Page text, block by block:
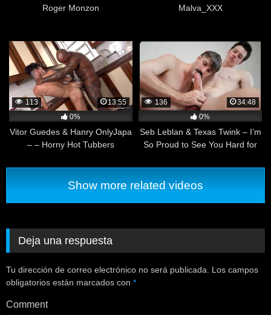
Roger Monzon Malva_XXX
113
13:55
0%
Vitor Guedes & Hanry OnlyJapa
– – Horny Hot Tubbers
136
34:48
0%
Seb Leblan & Texas Twink – I’m
So Proud to See You Hard for
Show more related videos
Deja una respuesta
Tu dirección de correo electrónico no será publicada.
Los campos
obligatorios están marcados con *
Comment